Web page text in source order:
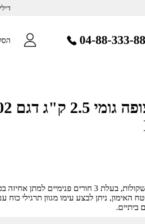
04-88-333-88
צלחת
צלחת משקל המיועדת למוט משקולות, בעלת 3 חורים
ניתן לבצע עימו מגוון תרגילי כוח
ביתיים.